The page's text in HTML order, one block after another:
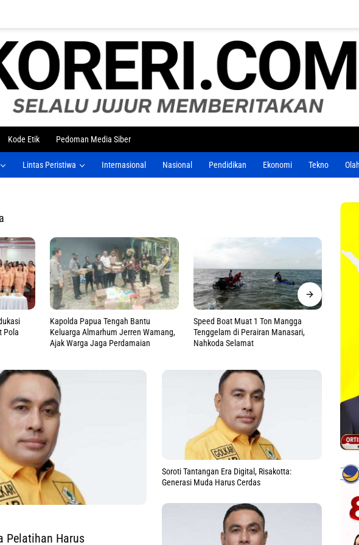
Kode Etik Pedoman Media Siber
Lintas Peristiwa Internasional Nasional Pendidikan Ekonomi Tekno
Speed Boat Muat 1 Ton Mangga
Tenggelam di Perairan Manasari,
Nahkoda Selamat
Tinjau Langsung Korban Dugaan
Keracunan MBG, Kasdam
Cenderawasih Pastikan Ini
Apel
Pelatihan Harus
Soroti Tantangan Era Digital, Risakotta:
Generasi Muda Harus Cerdas